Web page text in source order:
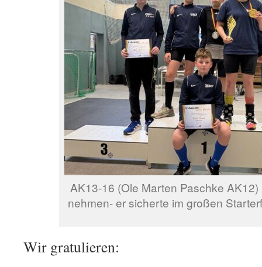
AK13-16 (Ole Marten Paschke
nehmen- er sicherte im großen
Wir gratulieren: